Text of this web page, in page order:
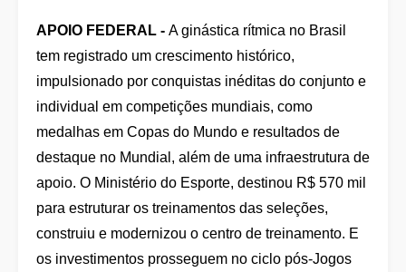
APOIO FEDERAL - A ginástica rítmica no Brasil
tem registrado um crescimento histórico,
impulsionado por conquistas inéditas do conjunto e
individual em competições mundiais, como
medalhas em Copas do Mundo e resultados de
destaque no Mundial, além de uma infraestrutura de
apoio. O Ministério do Esporte, destinou R$ 570 mil
para estruturar os treinamentos das seleções,
construiu e modernizou o centro de treinamento. E
os investimentos prosseguem no ciclo pós-Jogos